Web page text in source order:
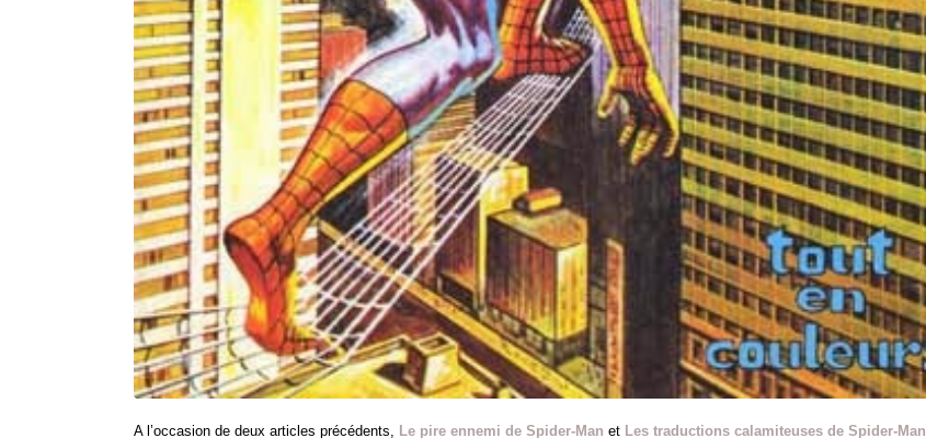
A l’occasion de deux articles précédents, Le pire ennemi de Spider-Man et Les traductions calamiteuses de Spider-Man